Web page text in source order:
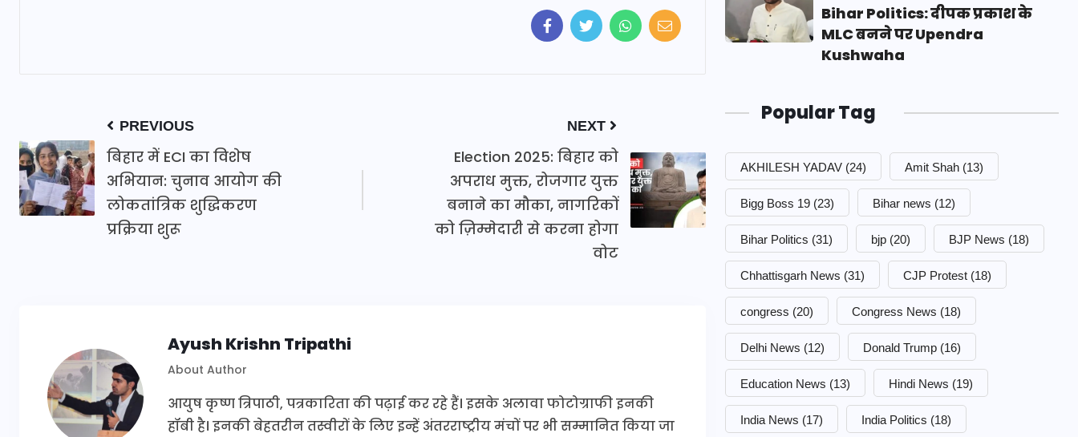
PREVIOUS
बिहार में ECI का विशेष
अभियान: चुनाव आयोग की
लोकतांत्रिक शुद्धिकरण
प्रक्रिया शुरू
NEXT
Election 2025: बिहार को
अपराध मुक्त, रोजगार युक्त
बनाने का मौका, नागरिकों
को ज़िम्मेदारी से करना होगा
वोट
Ayush Krishn Tripathi
About Author
आयुष कृष्ण त्रिपाठी, पत्रकारिता की पढ़ाई कर रहे हैं। इसके अलावा फोटोग्राफी इनकी
हॉबी है। इनकी बेहतरीन तस्वीरों के लिए इन्हें अंतरराष्ट्रीय मंचों पर भी सम्मानित किया जा
Bihar Politics: दीपक प्रकाश के
MLC बनने पर Upendra
Kushwaha
Popular Tag
AKHILESH YADAV (24) Amit Shah (13)
Bigg Boss 19 (23) Bihar news (12)
Bihar Politics (31) bjp (20) BJP News (18)
Chhattisgarh News (31) CJP Protest (18)
congress (20) Congress News (18)
Delhi News (12) Donald Trump (16)
Education News (13) Hindi News (19)
India News (17) India Politics (18)